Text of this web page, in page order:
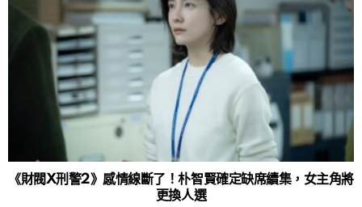
《財閥X刑警2》感情線斷了！朴智賢確定缺席續集，女主角將
更換人選